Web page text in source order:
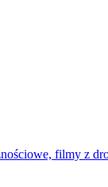
filmy z